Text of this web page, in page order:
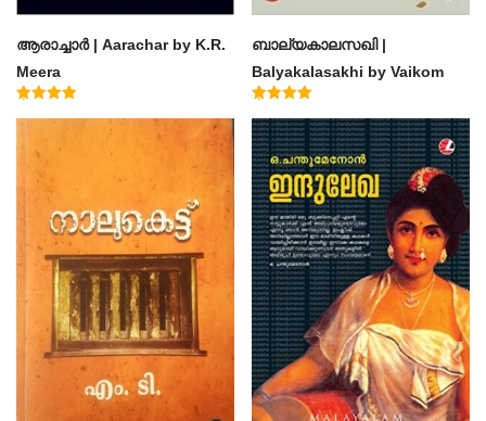
ആരാച്ചാര്‍ | Aarachar by K.R.
Meera
ബാല്യകാലസഖി |
Balyakalasakhi by Vaikom
Muhammad Basheer
4.60
out of 5